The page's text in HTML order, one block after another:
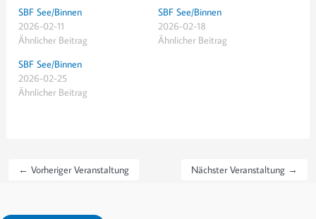
SBF See/Binnen
2026-02-11
Ähnlicher Beitrag
SBF See/Binnen
2026-02-18
Ähnlicher Beitrag
SBF See/Binnen
2026-02-25
Ähnlicher Beitrag
← Vorheriger Veranstaltung Nächster Veranstaltung →